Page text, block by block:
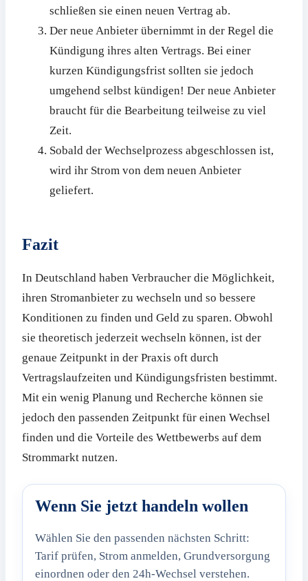
schließen sie einen neuen Vertrag ab.
Der neue Anbieter übernimmt in der Regel die
Kündigung ihres alten Vertrags. Bei einer
kurzen Kündigungsfrist sollten sie jedoch
umgehend selbst kündigen! Der neue Anbieter
braucht für die Bearbeitung teilweise zu viel
Zeit.
Sobald der Wechselprozess abgeschlossen ist,
wird ihr Strom von dem neuen Anbieter
geliefert.
Fazit
In Deutschland haben Verbraucher die Möglichkeit,
ihren Stromanbieter zu wechseln und so bessere
Konditionen zu finden und Geld zu sparen. Obwohl
sie theoretisch jederzeit wechseln können, ist der
genaue Zeitpunkt in der Praxis oft durch
Vertragslaufzeiten und Kündigungsfristen bestimmt.
Mit ein wenig Planung und Recherche können sie
jedoch den passenden Zeitpunkt für einen Wechsel
finden und die Vorteile des Wettbewerbs auf dem
Strommarkt nutzen.
Wenn Sie jetzt handeln wollen
Wählen Sie den passenden nächsten Schritt:
Tarif prüfen, Strom anmelden, Grundversorgung
einordnen oder den 24h-Wechsel verstehen.